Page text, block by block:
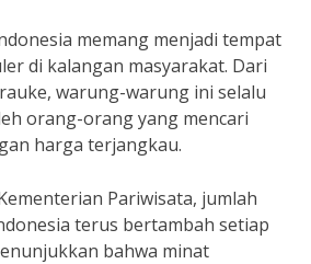
memang menjadi tempat
di kalangan masyarakat. Dari
warung-warung ini selalu
orang-orang yang mencari
harga terjangkau.
Pariwisata, jumlah
terus bertambah setiap
bahwa minat